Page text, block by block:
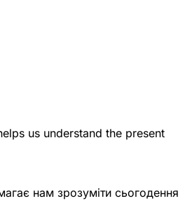
us understand the present
нам зрозуміти сьогодення